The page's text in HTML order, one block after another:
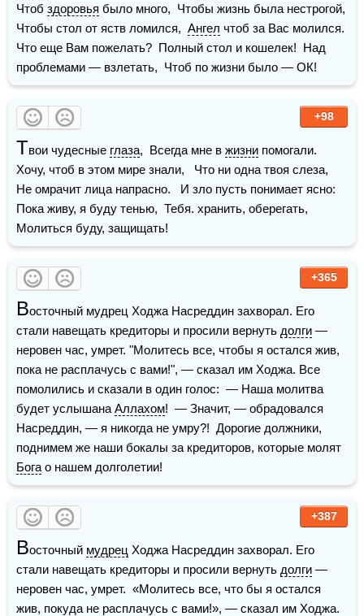
Чтоб здоровья было много,  Чтобы жизнь была нестрогой,
Чтобы стол от яств ломился, Ангел чтоб за Вас молился.
Что еще Вам пожелать?  Полный стол и кошелек!  Над
проблемами — взлетать,  Чтоб по жизни было — ОК!
+98
Твои чудесные глаза,  Всегда мне в жизни помогали.
Хочу, чтоб в этом мире знали,   Что ни одна твоя слеза,
Не омрачит лица напрасно.   И зло пусть понимает ясно:
Пока живу, я буду тенью,  Тебя. хранить, оберегать,
Молиться буду, защищать!
+365
Восточный мудрец Ходжа Насреддин захворал. Его
стали навещать кредиторы и просили вернуть долги —
неровен час, умрет. "Молитесь все, чтобы я остался жив,
пока не расплачусь с вами!", — сказал им Ходжа. Все
помолились и сказали в один голос:  — Наша молитва
будет услышана Аллахом!  — Значит, — обрадовался
Насреддин, — я никогда не умру?!  Дорогие должники,
Бога о нашем долголетии!
+387
Восточный мудрец Ходжа Насреддин захворал. Его
стали навещать кредиторы и просили вернуть долги —
неровен час, умрет.  «Молитесь все, что бы я остался
жив, покуда не расплачусь с вами!», — сказал им Ходжа.